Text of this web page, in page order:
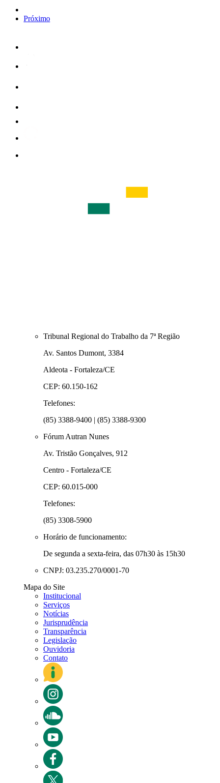
Próximo
Tribunal Regional do Trabalho da 7ª Região
Av. Santos Dumont, 3384
Aldeota - Fortaleza/CE
CEP: 60.150-162
Telefones:
(85) 3388-9400 | (85) 3388-9300
Fórum Autran Nunes
Av. Tristão Gonçalves, 912
Centro - Fortaleza/CE
CEP: 60.015-000
Telefones:
(85) 3308-5900
Horário de funcionamento:
De segunda a sexta-feira, das 07h30 às 15h30
CNPJ: 03.235.270/0001-70
Mapa do Site
Institucional
Serviços
Notícias
Jurisprudência
Transparência
Legislação
Ouvidoria
Contato